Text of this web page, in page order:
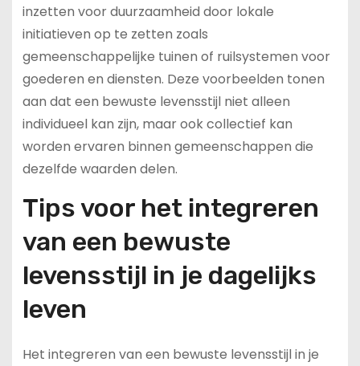
inzetten voor duurzaamheid door lokale
initiatieven op te zetten zoals
gemeenschappelijke tuinen of ruilsystemen voor
goederen en diensten. Deze voorbeelden tonen
aan dat een bewuste levensstijl niet alleen
individueel kan zijn, maar ook collectief kan
worden ervaren binnen gemeenschappen die
dezelfde waarden delen.
Tips voor het integreren
van een bewuste
levensstijl in je dagelijks
leven
Het integreren van een bewuste levensstijl in je